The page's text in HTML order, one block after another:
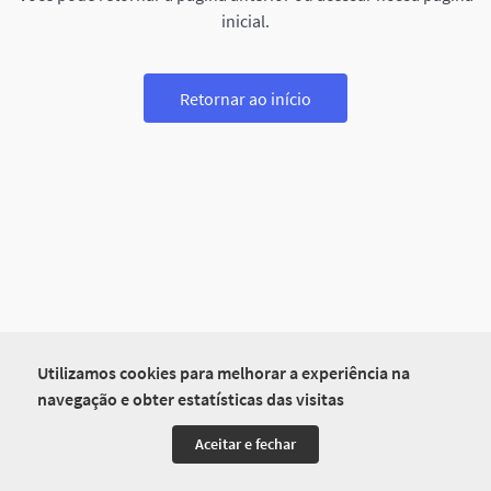
Utilizamos cookies para melhorar a experiência na
navegação e obter estatísticas das visitas
Aceitar e fechar
inicial.
Retornar ao início